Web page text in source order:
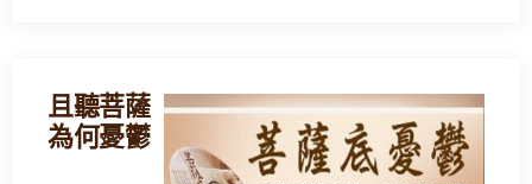
且聽菩薩
為何憂鬱